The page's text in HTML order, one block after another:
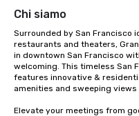
Chi siamo
Surrounded by San Francisco
restaurants and theaters,
in downtown San Francisco
welcoming. This timeless San
features innovative &
amenities and sweeping
Elevate your meetings from